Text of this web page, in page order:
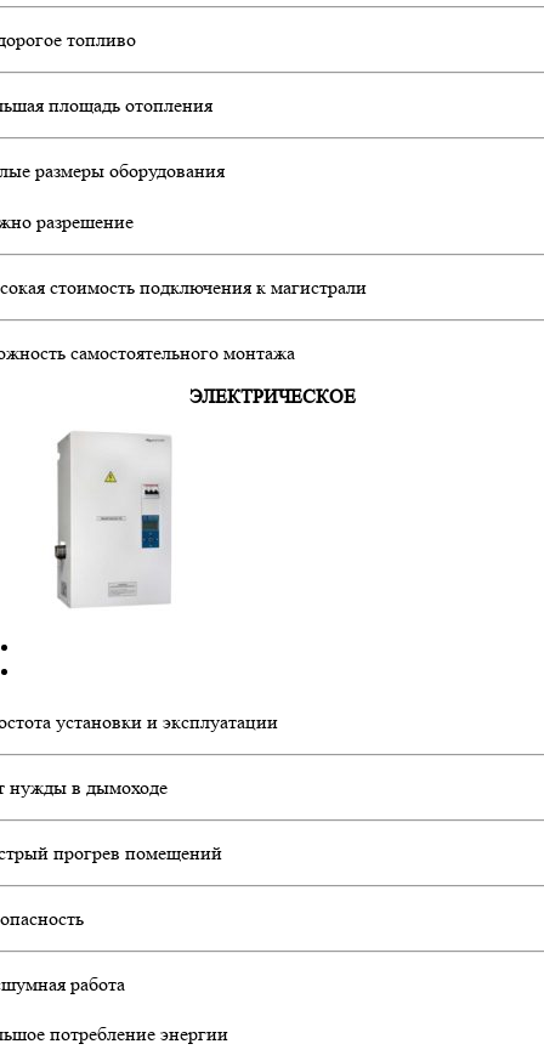
топливо
площадь отопления
размеры оборудования
разрешение
стоимость подключения к магистрали
самостоятельного монтажа
ЭЛЕКТРИЧЕСКОЕ
установки и эксплуатации
нужды в дымоходе
прогрев помещений
работа
потребление энергии